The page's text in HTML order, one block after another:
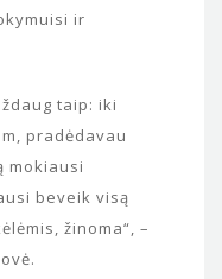
ir
taip: iki
pradėdavau
mokiausi
beveik visą
žinoma“, –